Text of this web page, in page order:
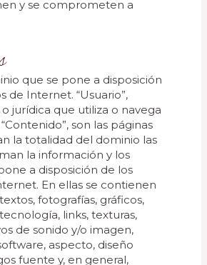
y se comprometen a
que se pone a disposición
de Internet. “Usuario”,
jurídica que utiliza o navega
son las páginas
la totalidad del dominio las
la información y los
a disposición de los
En ellas se contienen
fotografías, gráficos,
links, texturas,
de sonido y/o imagen,
aspecto, diseño
fuente y, en general,